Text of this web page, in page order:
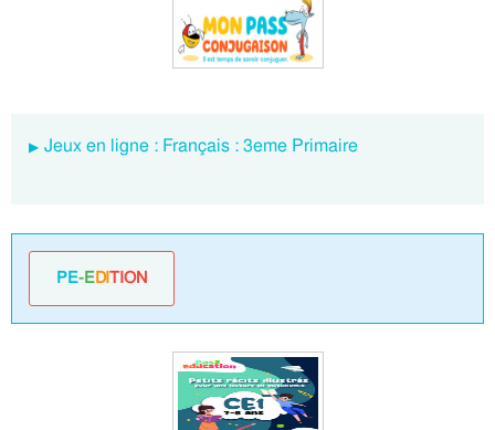
Jeux en ligne : Français : 3eme Primaire
PE-EDITION